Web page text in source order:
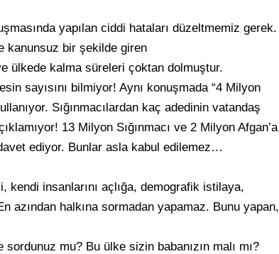
yapılan ciddi hataları düzeltmemiz gerek.
kanunsuz bir şekilde giren
ülkede kalma süreleri çoktan dolmuştur.
sayısını bilmiyor! Aynı konuşmada “4 Milyon
Sığınmacılardan kaç adedinin vatandaş
13 Milyon Sığınmacı ve 2 Milyon Afgan’a
ediyor. Bunlar asla kabul edilemez…
insanlarını açlığa, demografik istilaya,
azından halkına sormadan yapamaz. Bunu yapan,
mu? Bu ülke sizin babanızın malı mı?